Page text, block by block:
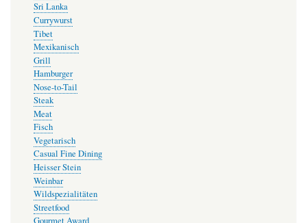
Sri Lanka
Currywurst
Tibet
Mexikanisch
Grill
Hamburger
Nose-to-Tail
Steak
Meat
Fisch
Vegetarisch
Casual Fine Dining
Heisser Stein
Weinbar
Wildspezialitäten
Streetfood